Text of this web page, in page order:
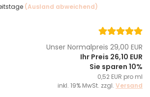
(Ausland abweichend)
Unser Normalpreis 29,00 EUR
Ihr Preis 26,10 EUR
Sie sparen 10%
0,52 EUR pro ml
inkl. 19% MwSt. zzgl. Versand